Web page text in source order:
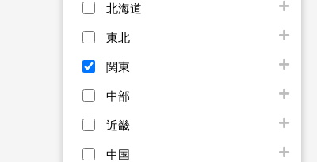
北海道
東北
関東
中部
近畿
中国